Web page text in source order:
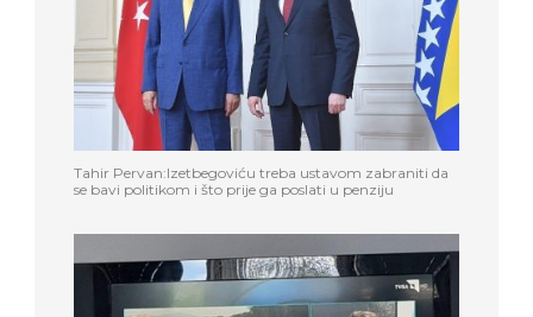
Tahir Pervan:Izetbegoviću treba ustavom zabraniti da
se bavi politikom i što prije ga poslati u penziju